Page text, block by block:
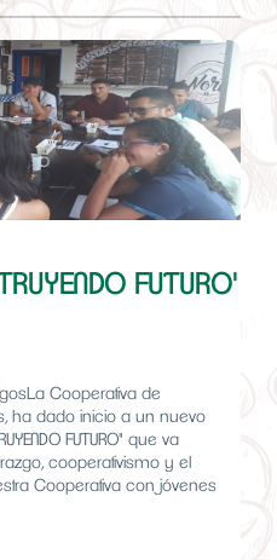
FUTURO'
Cooperativa de
ha dado inicio a un nuevo
FUTURO" que va
cooperativismo y el
Cooperativa con jóvenes